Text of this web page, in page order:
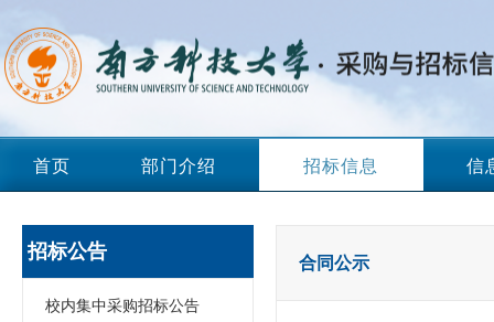
首页 部门介绍 招标信息 信
招标公告
校内集中采购招标公告
合同公示